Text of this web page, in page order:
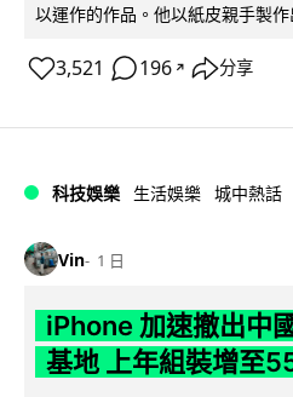
以運作的作品。他以紙皮親手製作
3,521 196 ↗ 分享
科技娛樂 生活娛樂 城中熱話
Vin 1 日
iPhone 加速撤出中
基地 上年組裝增至